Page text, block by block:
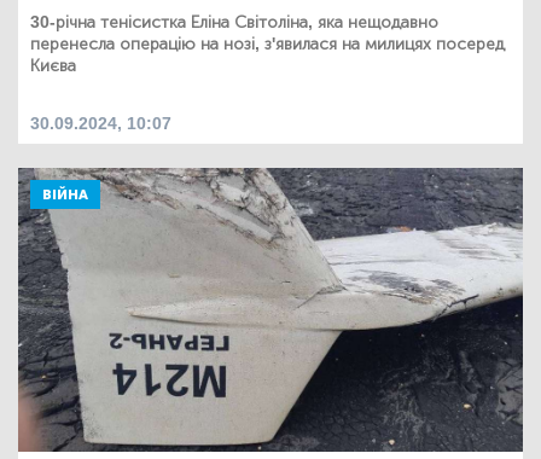
30-річна тенісистка Еліна Світоліна, яка нещодавно
перенесла операцію на нозі, з'явилася на милицях посеред
Києва
30.09.2024, 10:07
ВІЙНА